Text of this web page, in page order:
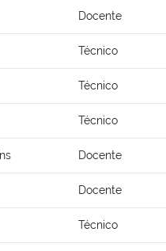
Docente
Técnico
Técnico
Técnico
Docente
Docente
Técnico